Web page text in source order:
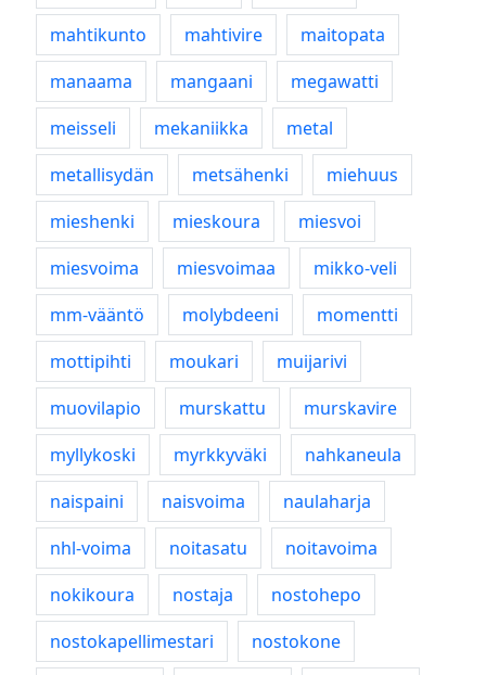
mahtikunto
mahtivire
maitopata
manaama
mangaani
megawatti
meisseli
mekaniikka
metal
metallisydän
metsähenki
miehuus
mieshenki
mieskoura
miesvoi
miesvoima
miesvoimaa
mikko-veli
mm-vääntö
molybdeeni
momentti
mottipihti
moukari
muijarivi
muovilapio
murskattu
murskavire
myllykoski
myrkkyväki
nahkaneula
naispaini
naisvoima
naulaharja
nhl-voima
noitasatu
noitavoima
nokikoura
nostaja
nostohepo
nostokapellimestari
nostokone